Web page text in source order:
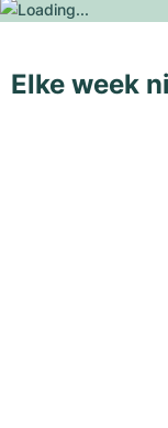
Elke week